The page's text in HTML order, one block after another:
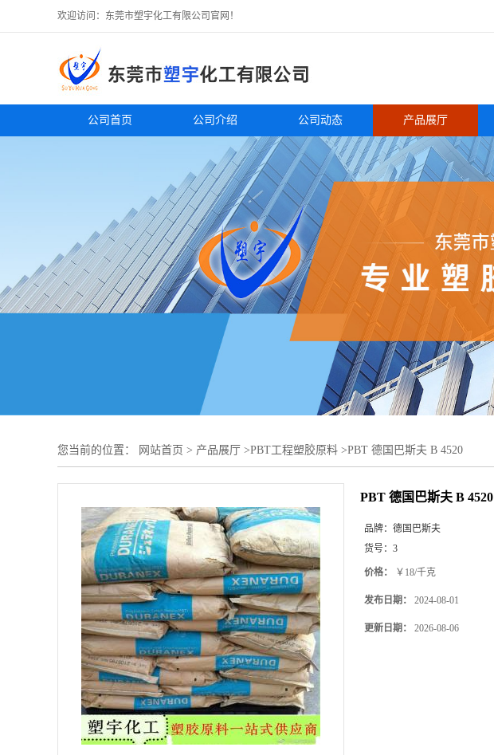
欢迎访问：东莞市塑宇化工有限公司官网！
公司首页 公司介绍 公司动态 产品展厅
您当前的位置： 网站首页 > 产品展厅 >PBT工程塑胶原料 >PBT 德国巴斯夫 B 4520
PBT 德国巴斯夫 B 4520
品牌： 德国巴斯夫
货号： 3
价格： ￥18/千克
发布日期： 2024-08-01
更新日期： 2026-08-06